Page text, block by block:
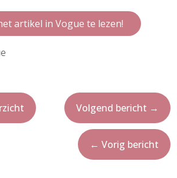
artikel in Vogue te lezen!
Volgend bericht →
← Vorig bericht